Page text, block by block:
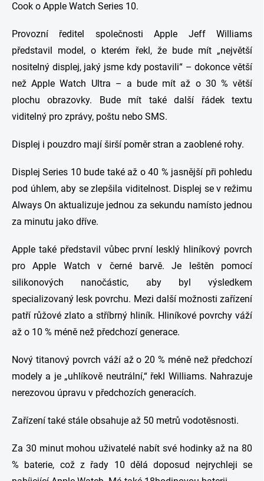
Cook o Apple Watch Series 10.
Provozní ředitel společnosti Apple Jeff Williams
představil model, o kterém řekl, že bude mít „největší
nositelný displej, jaký jsme kdy postavili“ – dokonce větší
než Apple Watch Ultra – a bude mít až o 30 % větší
plochu obrazovky. Bude mít také další řádek textu
viditelný pro zprávy, poštu nebo SMS.
Displej i pouzdro mají širší poměr stran a zaoblené rohy.
Displej Series 10 bude také až o 40 % jasnější při pohledu
pod úhlem, aby se zlepšila viditelnost. Displej se v režimu
Always On aktualizuje jednou za sekundu namísto jednou
za minutu jako dříve.
Apple také představil vůbec první lesklý hliníkový povrch
pro Apple Watch v černé barvě. Je leštěn pomocí
silikonových nanočástic, aby byl výsledkem
specializovaný lesk povrchu. Mezi další možnosti zařízení
patří růžové zlato a stříbrný hliník. Hliníkové povrchy váží
až o 10 % méně než předchozí generace.
Nový titanový povrch váží až o 20 % méně než předchozí
modely a je „uhlíkově neutrální,“ řekl Williams. Nahrazuje
nerezovou úpravu v předchozích generacích.
Zařízení také stále obsahuje až 50 metrů vodotěsnosti.
Za 30 minut mohou uživatelé nabít své hodinky až na 80
% baterie, což z řady 10 dělá doposud nejrychleji se